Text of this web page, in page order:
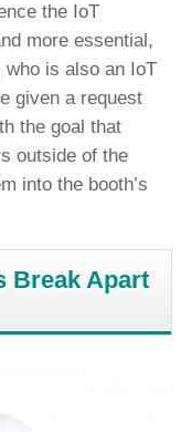
the IoT
more essential,
who is also an IoT
given a request
the goal that
outside of the
into the booth’s
Break Apart